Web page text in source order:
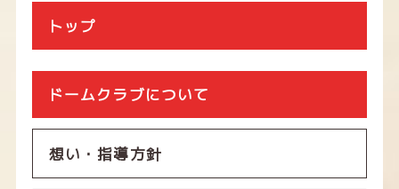
トップ
ドームクラブについて
想い・指導方針